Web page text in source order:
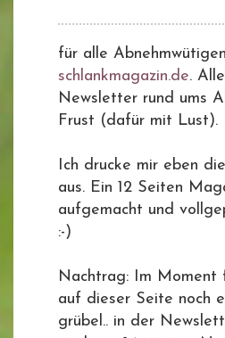
für alle
schlankmagazin.de.
Newsletter rund ums
Frust (dafür mit Lust).
Ich drucke mir eben
aus. Ein 12 Seiten
aufgemacht und
:-)
Nachtrag: Im Moment
auf dieser Seite noch
grübel.. in der